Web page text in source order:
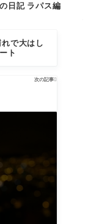
日記 ラパス編
で大はし
ト
次の記事